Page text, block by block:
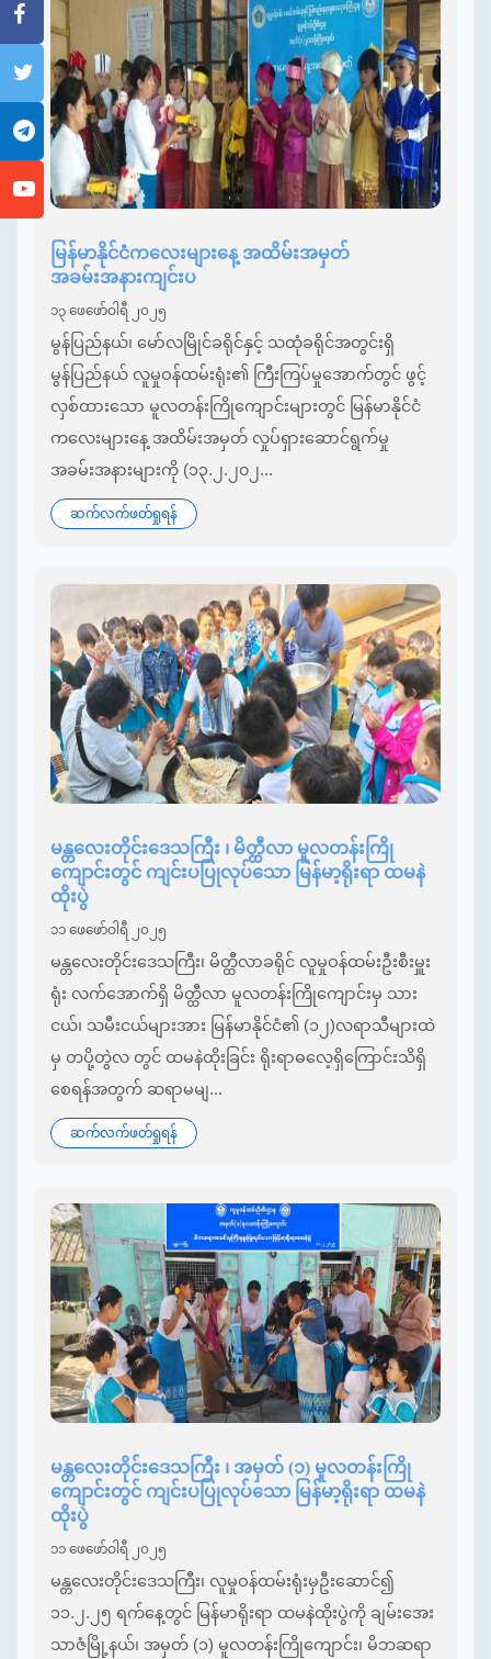
မြန်မာနိုင်ငံကလေးများနေ့ အထိမ်းအမှတ်
အခမ်းအနားကျင်းပ
၁၃ ဖေဖော်ဝါရီ ၂၀၂၅
မွန်ပြည်နယ်၊ မော်လမြိုင်ခရိုင်နှင့် သထုံခရိုင်အတွင်းရှိ
မွန်ပြည်နယ် လူမှုဝန်ထမ်းရုံး၏ ကြီးကြပ်မှုအောက်တွင် ဖွင့်
လှစ်ထားသော မူလတန်းကြိုကျောင်းများတွင် မြန်မာနိုင်ငံ
ကလေးများနေ့ အထိမ်းအမှတ် လှုပ်ရှားဆောင်ရွက်မှု
အခမ်းအနားများကို (၁၃.၂.၂၀၂...
ဆက်လက်ဖတ်ရှုရန်
မန္တလေးတိုင်းဒေသကြီး ၊ မိတ္ထီလာ မူလတန်းကြို
ကျောင်းတွင် ကျင်းပပြုလုပ်သော မြန်မာ့ရိုးရာ ထမနဲ
ထိုးပွဲ
၁၁ ဖေဖော်ဝါရီ ၂၀၂၅
မန္တလေးတိုင်းဒေသကြီး၊ မိတ္ထီလာခရိုင် လူမှုဝန်ထမ်းဦးစီးမှူး
ရုံး လက်အောက်ရှိ မိတ္ထီလာ မူလတန်းကြိုကျောင်းမှ သား
ငယ်၊ သမီးငယ်များအား မြန်မာနိုင်ငံ၏ (၁၂)လရာသီများထဲ
မှ တပို့တွဲလ တွင် ထမနဲထိုးခြင်း ရိုးရာဓလေ့ရှိကြောင်းသိရှိ
စေရန်အတွက် ဆရာမမျ...
ဆက်လက်ဖတ်ရှုရန်
မန္တလေးတိုင်းဒေသကြီး ၊ အမှတ် (၁) မူလတန်းကြို
ကျောင်းတွင် ကျင်းပပြုလုပ်သော မြန်မာ့ရိုးရာ ထမနဲ
ထိုးပွဲ
၁၁ ဖေဖော်ဝါရီ ၂၀၂၅
မန္တလေးတိုင်းဒေသကြီး၊ လူမှုဝန်ထမ်းရုံးမှဦးဆောင်၍
၁၁.၂.၂၅ ရက်နေ့တွင် မြန်မာရိုးရာ ထမနဲထိုးပွဲကို ချမ်းအေး
သာဇံမြို့နယ်၊ အမှတ် (၁) မူလတန်းကြိုကျောင်း၊ မိဘဆရာ